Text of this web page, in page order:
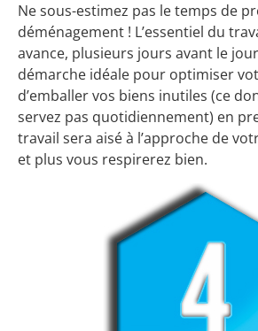
Ne sous-estimez pas le temps de
déménagement ! L’essentiel du
avance, plusieurs jours avant le jour
démarche idéale pour optimiser
d’emballer vos biens inutiles (ce
servez pas quotidiennement) en
travail sera aisé à l’approche de
et plus vous respirerez bien.